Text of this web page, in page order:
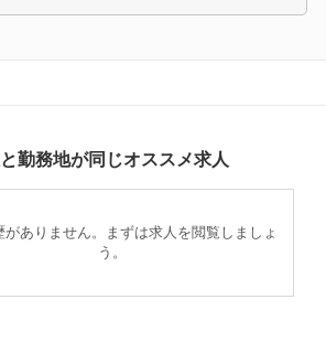
勤務地が同じオススメ求人
がありません。まずは求人を閲覧しましょ
う。